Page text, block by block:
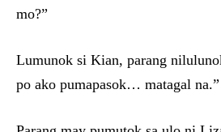
mo?”
Lumunok si Kian, parang
po ako pumapasok… matagal na.”